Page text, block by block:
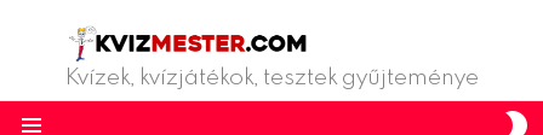
Kvízek, kvízjátékok, tesztek gyűjteménye